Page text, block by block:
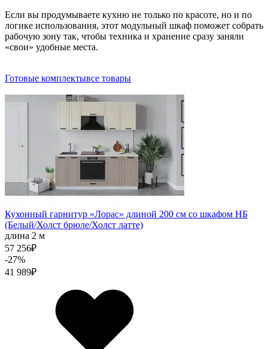
Если вы продумываете кухню не только по красоте, но и по
логике использования, этот модульный шкаф поможет собрать
рабочую зону так, чтобы техника и хранение сразу заняли
«свои» удобные места.
Готовые комплектывсе товары
Кухонный гарнитур «Лорас» длиной 200 см со шкафом НБ
(Белый/Холст брюле/Холст латте)
длина 2 м
57 256₽
-27%
41 989₽